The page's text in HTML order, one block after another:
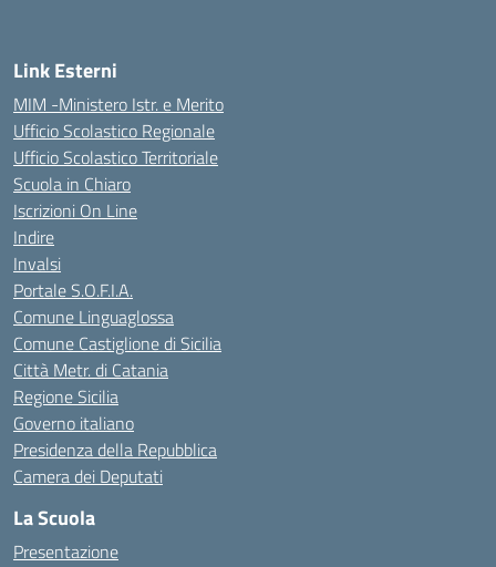
Link Esterni
MIM -Ministero Istr. e Merito
Ufficio Scolastico Regionale
Ufficio Scolastico Territoriale
Scuola in Chiaro
Iscrizioni On Line
Indire
Invalsi
Portale S.O.F.I.A.
Comune Linguaglossa
Comune Castiglione di Sicilia
Città Metr. di Catania
Regione Sicilia
Governo italiano
Presidenza della Repubblica
Camera dei Deputati
La Scuola
Presentazione